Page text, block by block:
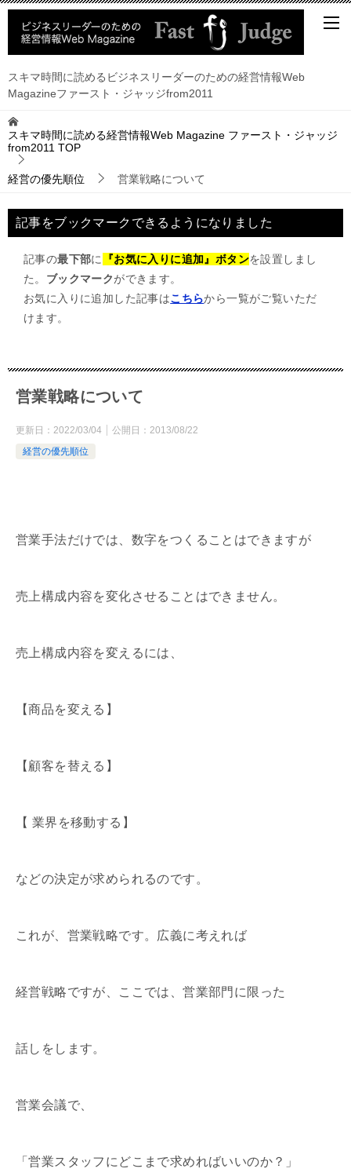
スキマ時間に読めるビジネスリーダーのための経営情報Web
Magazineファースト・ジャッジfrom2011
スキマ時間に読める経営情報Web Magazine ファースト・ジャッジ
from2011 TOP
経営の優先順位 営業戦略について
記事をブックマークできるようになりました
記事の最下部に 『お気に入りに追加』ボタンを設置しまし
た。 ブックマークができます。
お気に入りに追加した記事はこちらから一覧がご覧いただ
けます。
営業戦略について
更新日： 2022/03/04 公開日： 2013/08/22
経営の優先順位
営業手法だけでは、数字をつくることはできますが
売上構成内容を変化させることはできません。
売上構成内容を変えるには、
【商品を変える】
【顧客を替える】
【 業界を移動する】
などの決定が求められるのです。
これが、営業戦略です。広義に考えれば
経営戦略ですが、ここでは、営業部門に限った
話しをします。
営業会議で、
「営業スタッフにどこまで求めればいいのか？」